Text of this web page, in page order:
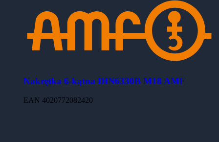
Nakrętka 6-kątna DIN6330B M18 AMF
EAN 4020772082420